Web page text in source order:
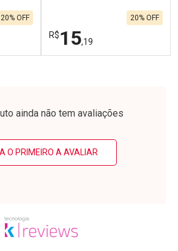
20% OFF
R$15,19
20% OFF
Laboratório
Por Menos
ainda não tem avaliações
O PRIMEIRO A AVALIAR